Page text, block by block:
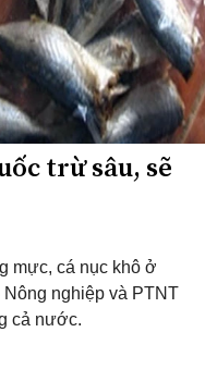
trừ sâu, sẽ
mực, cá nục khô ở
nghiệp và PTNT
cả nước.